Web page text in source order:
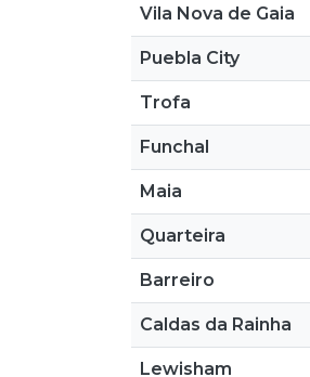
Vila Nova de Gaia
Puebla City
Trofa
Funchal
Maia
Quarteira
Barreiro
Caldas da Rainha
Lewisham